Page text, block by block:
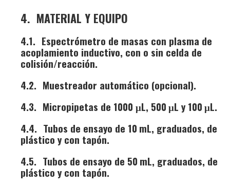
4. MATERIAL Y EQUIPO
4.1. Espectrómetro de masas con plasma de
acoplamiento inductivo, con o sin celda de
colisión/reacción.
4.2. Muestreador automático (opcional).
4.3. Micropipetas de 1000 μL, 500 μL y 100 μL.
4.4. Tubos de ensayo de 10 mL, graduados, de
plástico y con tapón.
4.5. Tubos de ensayo de 50 mL, graduados, de
plástico y con tapón.